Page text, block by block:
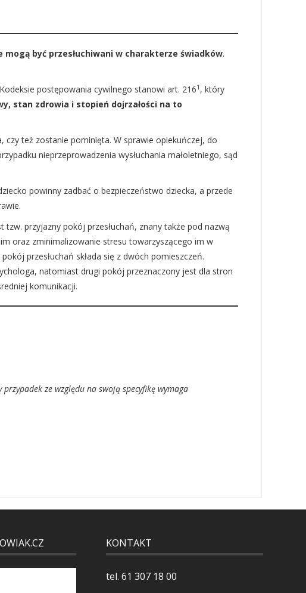
mogą być przesłuchiwani w charakterze świadków.
postępowania cywilnego stanowi art. 2161 , który
stan zdrowia i stopień dojrzałości na to
czy też zostanie pominięta. W sprawie opiekuńczej, do
nieprzeprowadzenia wysłuchania małoletniego, sąd
powinny zadbać o bezpieczeństwo dziecka, a przede
tzw. przyjazny pokój przesłuchań, znany także pod nazwą
oraz zminimalizowanie stresu towarzyszącego im w
przesłuchań składa się z dwóch pomieszczeń.
natomiast drugi pokój przeznaczony jest dla stron
komunikacji.
ze względu na swoją specyfikę wymaga
KONTAKT
tel. 61 307 18 00